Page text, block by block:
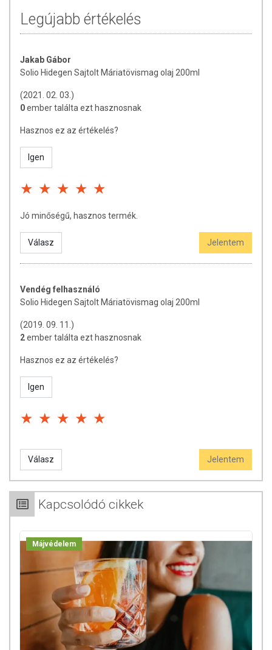
Legújabb értékelés
Jakab Gábor
Solio Hidegen Sajtolt Máriatövismag olaj 200ml
(2021. 02. 03.)
0ember találta ezt hasznosnak
Hasznos ez az értékelés?
Igen
Jó minőségű, hasznos termék.
Válasz Jelentem
Vendég felhasználó
Solio Hidegen Sajtolt Máriatövismag olaj 200ml
(2019. 09. 11.)
2ember találta ezt hasznosnak
Hasznos ez az értékelés?
Igen
Válasz Jelentem
Kapcsolódó cikkek
Májvédelem